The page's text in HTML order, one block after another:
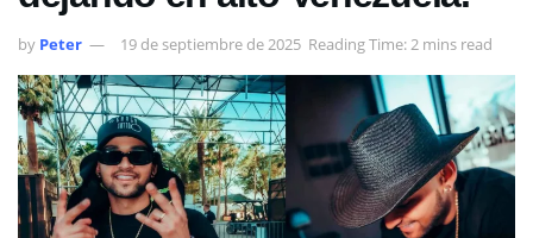
by Peter 19 de septiembre de 2025 Reading Time: 2 mins read